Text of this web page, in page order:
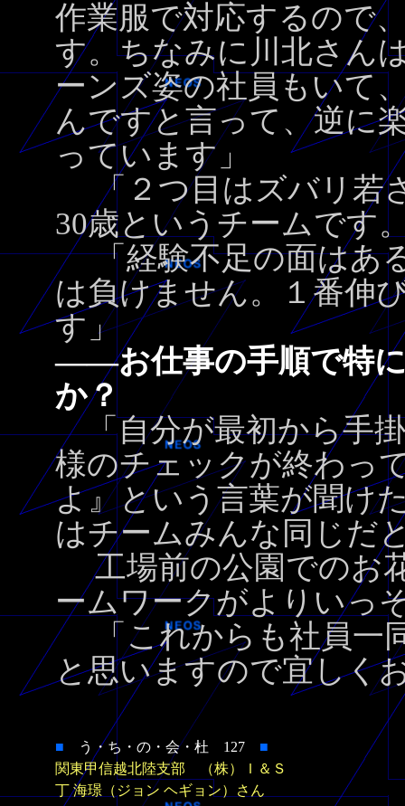
作業服で対応するので
す。ちなみに川北さん
ーンズ姿の社員もいて
んですと言って、逆に
っています」
「２つ目はズバリ若
30歳というチームです
「経験不足の面はあ
は負けません。１番伸
す」
――お仕事の手順で特
か？
「自分が最初から手掛
様のチェックが終わっ
よ』という言葉が聞け
はチームみんな同じだ
工場前の公園でのお
ームワークがよりいっ
「これからも社員一
と思いますので宜しく
■ う・ち・の・会・杜 127 ■
関東甲信越北陸支部 （株）Ｉ＆Ｓ
丁 海璟（ジョン ヘギョン）さん